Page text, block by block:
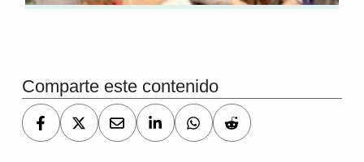
Comparte este contenido